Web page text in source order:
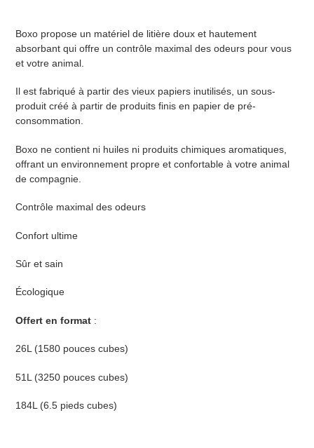
produit
panier
Boxo propose un matériel de litière doux et hautement
absorbant qui offre un contrôle maximal des odeurs pour vous
et votre animal.
Il est fabriqué à partir des vieux papiers inutilisés, un sous-
produit créé à partir de produits finis en papier de pré-
consommation.
Boxo ne contient ni huiles ni produits chimiques aromatiques,
offrant un environnement propre et confortable à votre animal
de compagnie.
Contrôle maximal des odeurs
Confort ultime
Sûr et sain
Écologique
Offert en format :
26L (1580 pouces cubes)
51L (3250 pouces cubes)
184L (6.5 pieds cubes)